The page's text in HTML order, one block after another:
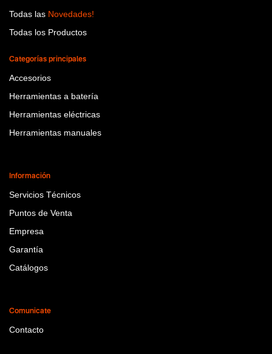
Todas las Novedades!
Todas los Productos
Categorías principales
Accesorios
Herramientas a batería
Herramientas eléctricas
Herramientas manuales
Información
Servicios Técnicos
Puntos de Venta
Empresa
Garantía
Catálogos
Comunicate
Contacto